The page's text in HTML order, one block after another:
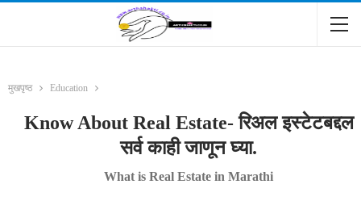
मुखपृष्ठ Education
Know About Real Estate- रिअल इस्टेटबद्दल
सर्व काही जाणून घ्या.
What is Real Estate in Marathi